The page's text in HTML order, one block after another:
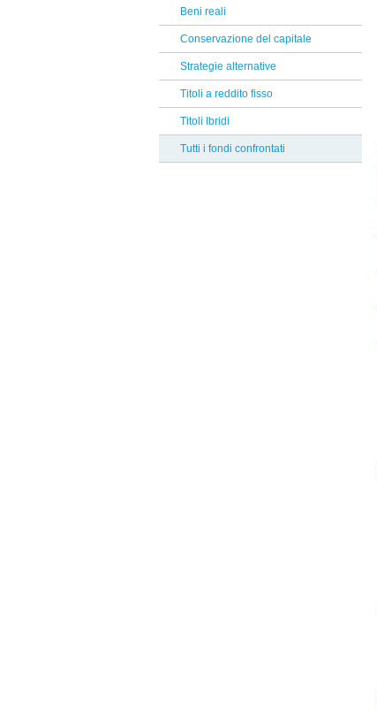
Reclami Assicurativi
Reclami Servizio di Investimento
Bantleon
Nord Est
Selectra
M&G investments
Compass
Carmignac
Beni reali
Conservazione del capitale
Strategie alternative
Titoli a reddito fisso
Titoli Ibridi
Tutti i fondi confrontati